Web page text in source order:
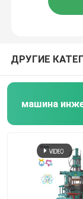
резиновая
ДРУГИЕ